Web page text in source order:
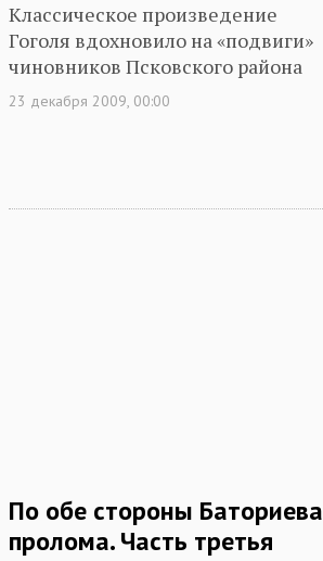
Классическое произведение
Гоголя вдохновило на «подвиги»
чиновников Псковского района
23 декабря 2009, 00:00
По обе стороны Баториева
пролома. Часть третья